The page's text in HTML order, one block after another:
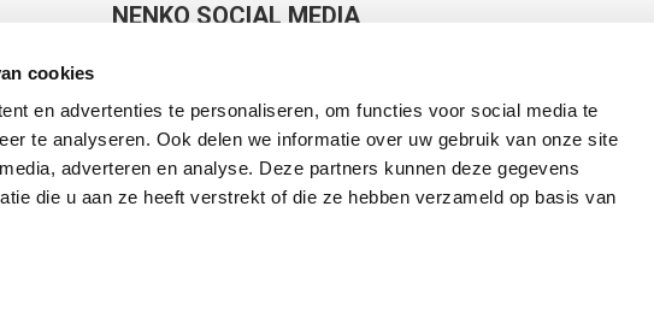
cookies
en advertenties te personaliseren, om functies voor social media te
te analyseren. Ook delen we informatie over uw gebruik van onze site
adverteren en analyse. Deze partners kunnen deze gegevens
die u aan ze heeft verstrekt of die ze hebben verzameld op basis van
NENKO SOCIAL MEDIA
Nenko makes Sense